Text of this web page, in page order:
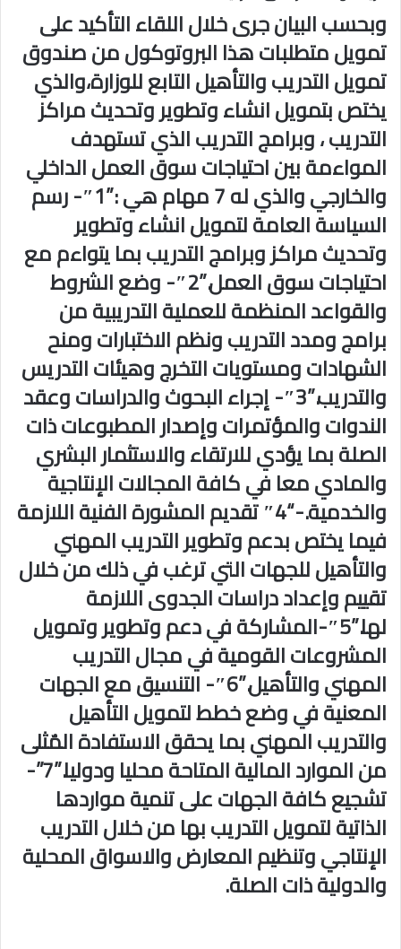
وبحسب البيان جرى خلال اللقاء التأكيد على
تمويل متطلبات هذا البروتوكول من صندوق
تمويل التدريب والتأهيل التابع للوزارة،والذي
يختص بتمويل انشاء وتطوير وتحديث مراكز
التدريب ، وبرامج التدريب الذي تستهدف
المواءمة بين احتياجات سوق العمل الداخلي
والخارجي والذي له 7 مهام هي :”1″- رسم
السياسة العامة لتمويل انشاء وتطوير
وتحديث مراكز وبرامج التدريب بما يتواءم مع
احتياجات سوق العمل.”2″- وضع الشروط
والقواعد المنظمة للعملية التدريبية من
برامج ومدد التدريب ونظم الاختبارات ومنح
الشهادات ومستويات التخرج وهيئات التدريس
والتدريب.”3″- إجراء البحوث والدراسات وعقد
الندوات والمؤتمرات وإصدار المطبوعات ذات
الصلة بما يؤدي للارتقاء والاستثمار البشري
والمادي معا في كافة المجالات الإنتاجية
والخدمية.-“4″ تقديم المشورة الفنية اللازمة
فيما يختص بدعم وتطوير التدريب المهني
والتأهيل للجهات التي ترغب في ذلك من خلال
تقييم وإعداد دراسات الجدوى اللازمة
لها.”5″-المشاركة في دعم وتطوير وتمويل
المشروعات القومية في مجال التدريب
المهني والتأهيل.”6″- التنسيق مع الجهات
المعنية في وضع خطط لتمويل التأهيل
والتدريب المهني بما يحقق الاستفادة المٌثلى
من الموارد المالية المتاحة محليا ودوليا.”7”-
تشجيع كافة الجهات على تنمية مواردها
الذاتية لتمويل التدريب بها من خلال التدريب
الإنتاجي وتنظيم المعارض والاسواق المحلية
والدولية ذات الصلة.